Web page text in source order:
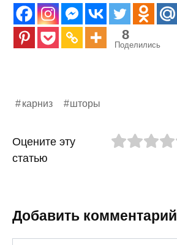
8
Поделились
карниз шторы
Оцените эту
статью
Добавить комментарий